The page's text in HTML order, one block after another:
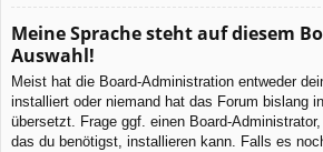
Meine Sprache steht auf diesem
Auswahl!
Meist hat die Board-Administration entweder
installiert oder niemand hat das Forum bislang
übersetzt. Frage ggf. einen Board-
das du benötigst, installieren kann. Falls es